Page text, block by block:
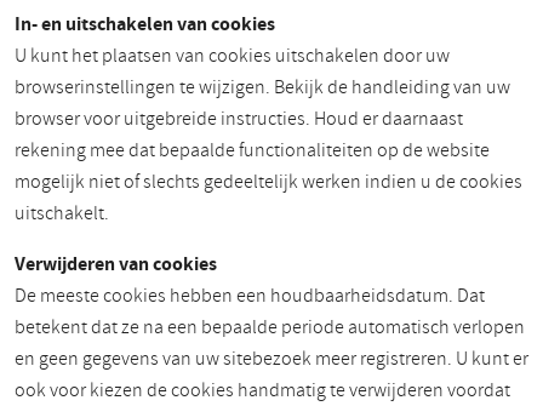
In- en uitschakelen van cookies
U kunt het plaatsen van cookies uitschakelen door uw
browserinstellingen te wijzigen. Bekijk de handleiding van uw
browser voor uitgebreide instructies. Houd er daarnaast
rekening mee dat bepaalde functionaliteiten op de website
mogelijk niet of slechts gedeeltelijk werken indien u de cookies
uitschakelt.
Verwijderen van cookies
De meeste cookies hebben een houdbaarheidsdatum. Dat
betekent dat ze na een bepaalde periode automatisch verlopen
en geen gegevens van uw sitebezoek meer registreren. U kunt er
ook voor kiezen de cookies handmatig te verwijderen voordat